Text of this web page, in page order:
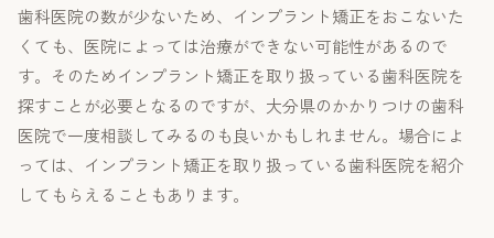
歯科医院の数が少ないため、インプラント矯正をおこないた
くても、医院によっては治療ができない可能性があるので
す。そのためインプラント矯正を取り扱っている歯科医院を
探すことが必要となるのですが、大分県のかかりつけの歯科
医院で一度相談してみるのも良いかもしれません。場合によ
っては、インプラント矯正を取り扱っている歯科医院を紹介
してもらえることもあります。